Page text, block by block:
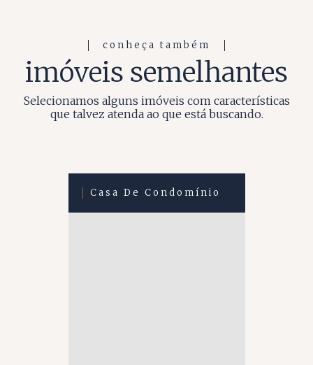
conheça também
imóveis semelhantes
Selecionamos alguns imóveis com características
que talvez atenda ao que está buscando.
Casa De Condomínio